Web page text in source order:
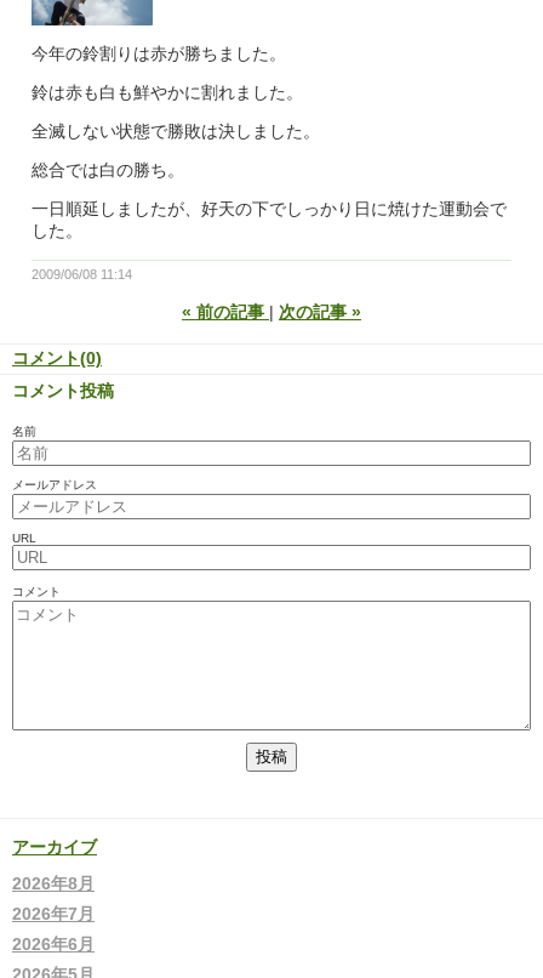
今年の鈴割りは赤が勝ちました。
鈴は赤も白も鮮やかに割れました。
全滅しない状態で勝敗は決しました。
総合では白の勝ち。
一日順延しましたが、好天の下でしっかり日に焼けた運動会で
した。
2009/06/08 11:14
« 前の記事 次の記事 »
コメント(0)
コメント投稿
名前
メールアドレス
URL
コメント
アーカイブ
2026年8月
2026年7月
2026年6月
2026年5月